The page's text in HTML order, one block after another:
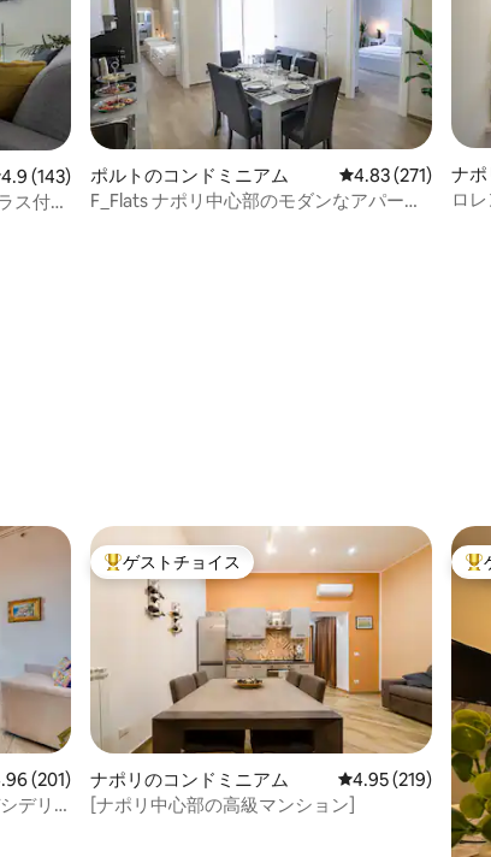
ビュー143件、5つ星中4.9つ星の平均評価
4.9 (143)
ス付き
ポルトのコンドミニアム レビュー271件、
4.83 (271)
F_Flats ナポリ中心部のモダンなアパート
ナ
ロ
ュー201件、5つ星中4.96つ星の平均評価
(201)
デリ
大好評のゲストチョイスです。
ゲストチョイス
ナポリのコンドミニアム レビュー219件、5
4.95 (219)
[ナポリ中心部の高級マンション]
大